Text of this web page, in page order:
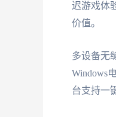
迟游戏体
价值。
多设备无
Windows
台支持一